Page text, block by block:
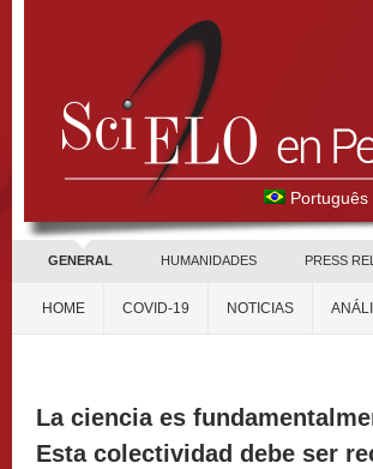
Português
GENERAL HUMANIDADES PRESS
HOME COVID-19 NOTICIAS
La ciencia es
Esta colectividad debe ser